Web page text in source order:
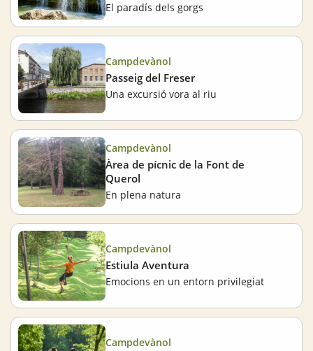
El paradís dels gorgs
Campdevànol
Passeig del Freser
Una excursió vora al riu
Campdevànol
Àrea de pícnic de la Font de
Querol
En plena natura
Campdevànol
Estiula Aventura
Emocions en un entorn privilegiat
Campdevànol